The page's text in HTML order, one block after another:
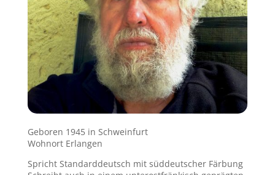
Geboren 1945 in Schweinfurt
Wohnort Erlangen
Spricht Standarddeutsch mit süddeutscher Färbung